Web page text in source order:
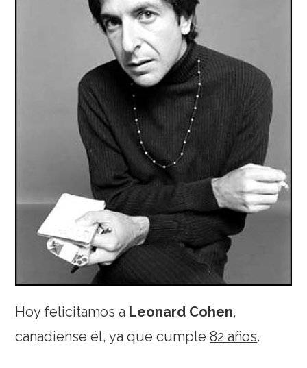
Hoy felicitamos a Leonard Cohen,
canadiense él, ya que cumple82 años.